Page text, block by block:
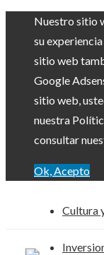
Nuestro sitio
su
sitio web
Google
sitio web,
nuestra
consultar
Ok, Acepto
Cultura